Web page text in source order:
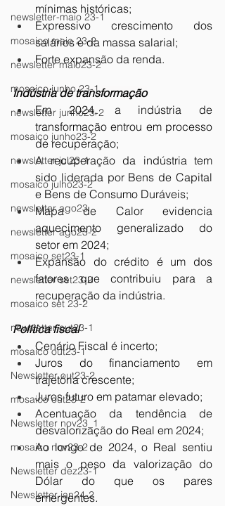
newsletter-maio 23-1
mosaico maio 23-2
newsletter maio23-2
mosaico junho 23-1
newsletter junho23-2
mosaico junho23-2
newsletter jul23-1
mosaico julho23-2
newsletter ago23
newsletter ago23-2
mosaico set23-1
newsletter set23-2
mosaico set 23-2
newsletter out23-1
mosaico out23-1
Newsletter out23-2
mosaico out23-2
Newsletter nov23_1
mosaico nov23-2
Newsletter dez23-1
Newsletter jan24-2
mínimas históricas;
Expressivo crescimento dos
salários e da massa salarial;
Forte expansão da renda.
Indústria de transformação
Em 2024, a indústria de
transformação entrou em processo
de recuperação;
A recuperação da indústria tem
sido liderada por Bens de Capital
e Bens de Consumo Duráveis;
Mapa de Calor evidencia
aquecimento generalizado do
setor em 2024;
Expansão do crédito é um dos
fatores que contribuiu para a
recuperação da indústria.
Política fiscal
Cenário Fiscal é incerto;
Juros do financiamento em
trajetória crescente;
Juros futuro em patamar elevado;
Acentuação da tendência de
desvalorização do Real em 2024;
Ao longo de 2024, o Real sentiu
mais o peso da valorização do
Dólar do que os pares
emergentes.